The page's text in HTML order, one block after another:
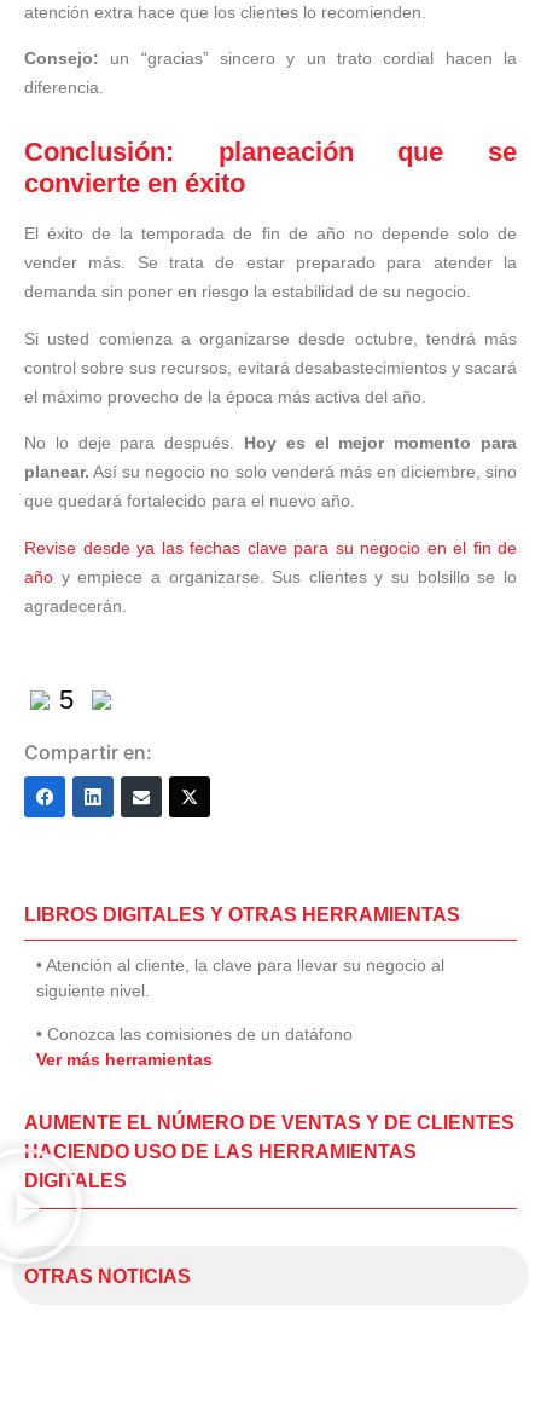
atención extra hace que los clientes lo recomienden.
Consejo: un “gracias” sincero y un trato cordial hacen la
diferencia.
Conclusión: planeación que se
convierte en éxito
El éxito de la temporada de fin de año no depende solo de
vender más. Se trata de estar preparado para atender la
demanda sin poner en riesgo la estabilidad de su negocio.
Si usted comienza a organizarse desde octubre, tendrá más
control sobre sus recursos, evitará desabastecimientos y sacará
el máximo provecho de la época más activa del año.
No lo deje para después. Hoy es el mejor momento para
planear. Así su negocio no solo venderá más en diciembre, sino
que quedará fortalecido para el nuevo año.
Revise desde ya las fechas clave para su negocio en el fin de
año y empiece a organizarse. Sus clientes y su bolsillo se lo
agradecerán.
5
Compartir en:
LIBROS DIGITALES Y OTRAS HERRAMIENTAS
• Atención al cliente, la clave para llevar su negocio al
siguiente nivel.
• Conozca las comisiones de un datáfono
Ver más herramientas
AUMENTE EL NÚMERO DE VENTAS Y DE CLIENTES
HACIENDO USO DE LAS HERRAMIENTAS
DIGITALES
OTRAS NOTICIAS